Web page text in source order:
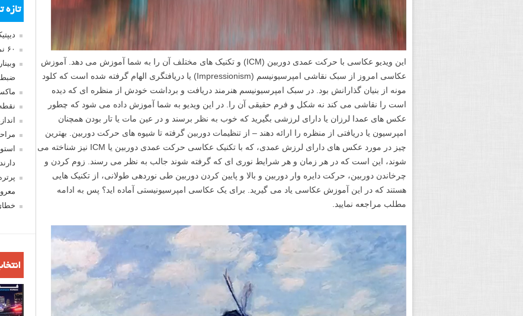
این ویدیو عکاسی با حرکت عمدی دوربین (ICM) و تکنیک های مختلف آن را به شما آموزش می دهد. آموزش
عکاسی امروز از سبک نقاشی امپرسیونیسم (Impressionism) یا دریافتگری الهام گرفته شده است که کلود
مونه از بنیان گذارانش بود. در سبک امپرسیونیسم هنرمند دریافت و برداشت خودش از منظره ای که دیده
است را نقاشی می کند نه شکل و فرم حقیقی آن را. در این ویدیو به شما آموزش داده می شود که چطور
عکس های عمدا لرزان یا دارای لرزشی بگیرید که خوب به نظر برسند و در عین مات یا تار بودن همچنان
امپرسیون یا دریافتی از منظره را ارائه دهند – از تنظیمات دوربین گرفته تا شیوه های حرکت دوربین. بهترین
چیز در مورد عکس های دارای لرزش عمدی، که با تکنیک عکاسی حرکت عمدی دوربین یا ICM نیز شناخته می
شوند، این است که در هر زمان و هر شرایط نوری ای که گرفته شوند جالب به نظر می رسند. زوم کردن و
چرخاندن دوربین، حرکت دایره وار دوربین و بالا و پایین کردن دوربین طی نوردهی طولانی، از تکنیک هایی
هستند که در این آموزش عکاسی یاد می گیرید. برای یک عکاسی امپرسیونیستی آماده اید؟ پس به ادامه
مطلب مراجعه نمایید.
تازه
۶۰ نمونه عکس سبک ماکسیمالیسم
دارند